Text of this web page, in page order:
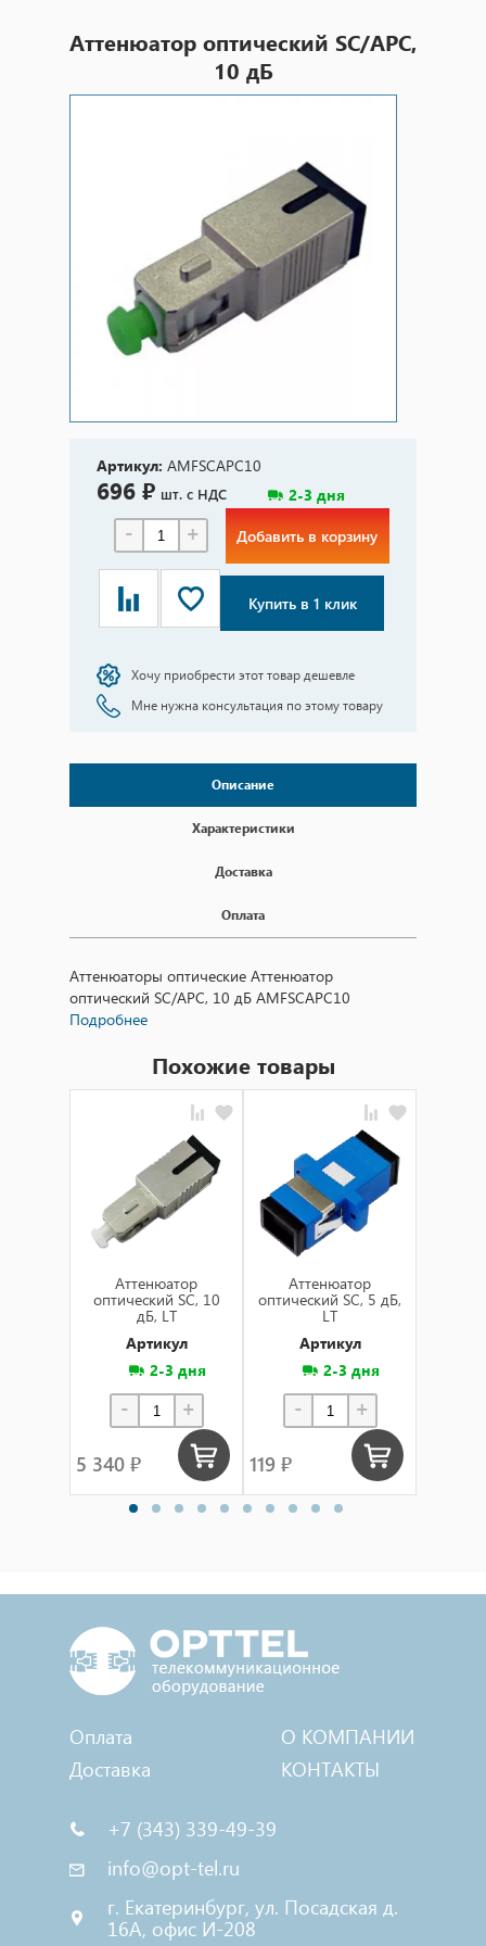
Аттенюатор оптический SC/APC,
10 дБ
Артикул: AMFSCAPC10
696 ₽ шт. с НДС 2-3 дня
- + Добавить в корзину
Купить в 1 клик
Хочу приобрести этот товар дешевле
Мне нужна консультация по этому товару
Описание
Характеристики
Доставка
Оплата
Аттенюаторы оптические Аттенюатор
оптический SC/APC, 10 дБ AMFSCAPC10
Подробнее
Похожие товары
Aттенюатор
oптический SC, 10
дБ, LT
Артикул
2-3 дня
- +
5 340 ₽
Aттенюатор
oптический SC, 5 дБ,
LT
Артикул
2-3 дня
- +
119 ₽
Оплата
Доставка
О КОМПАНИИ
КОНТАКТЫ
+7 (343) 339-49-39
info@opt-tel.ru
г. Екатеринбург, ул. Посадская д.
16А, офис И-208